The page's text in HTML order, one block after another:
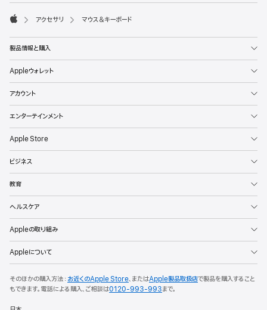
アクセサリ マウス＆キーボード
製品情報と購入
Appleウォレット
アカウント
エンターテインメント
Apple Store
ビジネス
教育
ヘルスケア
Appleの取り組み
Appleについて
そのほかの購入方法： お近くのApple Store、またはApple製品取扱店で製品を購入すること
もできます。 電話による購入、ご相談は0120-993-993まで。